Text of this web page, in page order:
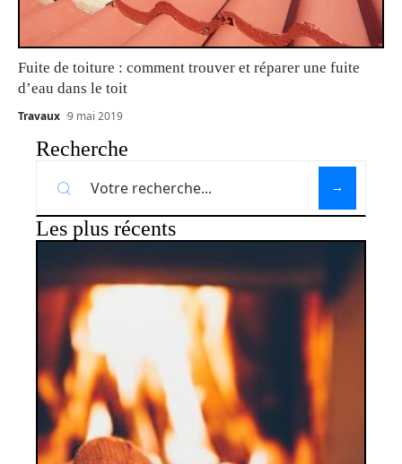
Fuite de toiture : comment trouver et réparer une fuite
d’eau dans le toit
Travaux 9 mai 2019
Recherche
Les plus récents